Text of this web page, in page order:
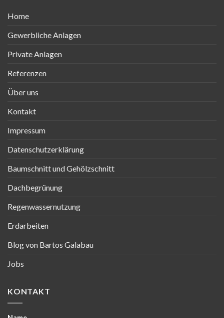
Home
Gewerbliche Anlagen
Private Anlagen
Referenzen
Über uns
Kontakt
Impressum
Datenschutzerklärung
Baumschnitt und Gehölzschnitt
Dachbegrünung
Regenwassernutzung
Erdarbeiten
Blog von Bartos Galabau
Jobs
KONTAKT